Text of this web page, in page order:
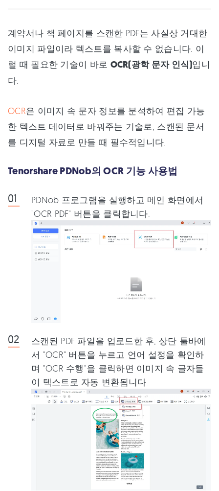
계약서나 책 페이지를 스캔한 PDF는 사실상 거대한
이미지 파일이라 텍스트를 복사할 수 없습니다. 이
럴 때 필요한 기술이 바로 OCR(광학 문자 인식)입니
다.
OCR은 이미지 속 문자 정보를 분석하여 편집 가능
한 텍스트 데이터로 바꿔주는 기술로, 스캔된 문서
를 디지털 자료로 만들 때 필수적입니다.
Tenorshare PDNob의 OCR 기능 사용법
PDNob 프로그램을 실행하고 메인 화면에서
"OCR PDF" 버튼을 클릭합니다.
스캔된 PDF 파일을 업로드한 후, 상단 툴바에
서 "OCR" 버튼을 누르고 언어 설정을 확인하
며 "OCR 수행"을 클릭하면 이미지 속 글자들
이 텍스트로 자동 변환됩니다.